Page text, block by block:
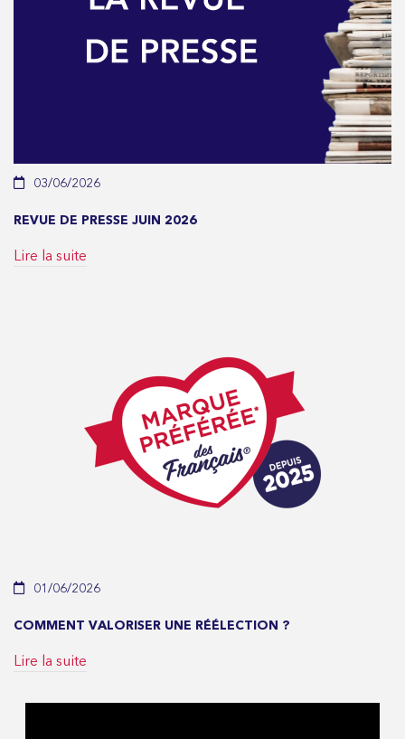
03/06/2026
REVUE DE PRESSE JUIN 2026
Lire la suite
01/06/2026
COMMENT VALORISER UNE RÉÉLECTION ?
Lire la suite